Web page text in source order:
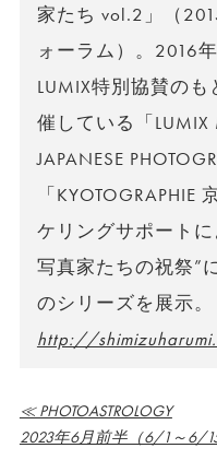
家たち vol.2」（
ォーラム）。2016
LUMIX特別協賛の
催している「LUMIX
JAPANESE
「
ケリングサポート
写真家たちの祝祭”
のシリーズを展示。
http://
≪ PHOTOASTROLOGY
2023年6月前半（6/1～6/